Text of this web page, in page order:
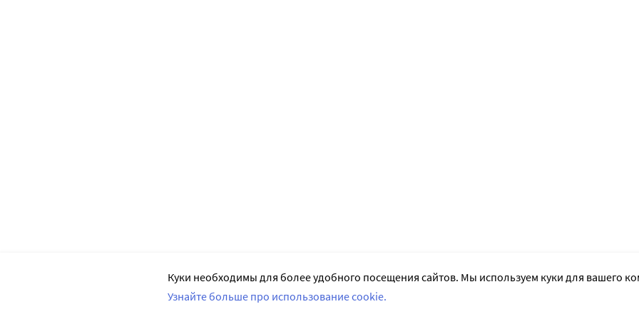
Куки необходимы для более удобного посещения сайтов. Мы используем куки для вашего
Узнайте больше про использование cookie.